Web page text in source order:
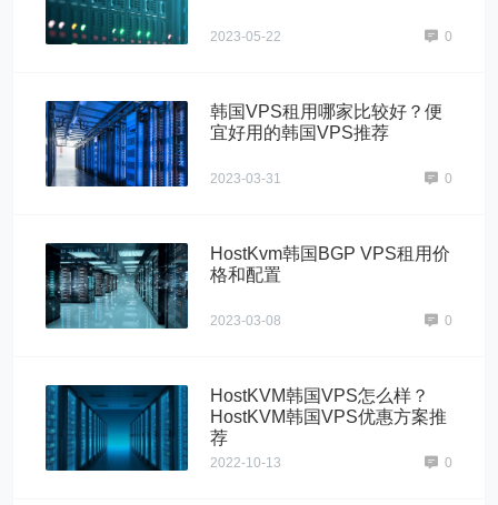
2023-05-22 0
韩国VPS租用哪家比较好？便
宜好用的韩国VPS推荐
2023-03-31 0
HostKvm韩国BGP VPS租用价
格和配置
2023-03-08 0
HostKVM韩国VPS怎么样？
HostKVM韩国VPS优惠方案推
荐
2022-10-13 0